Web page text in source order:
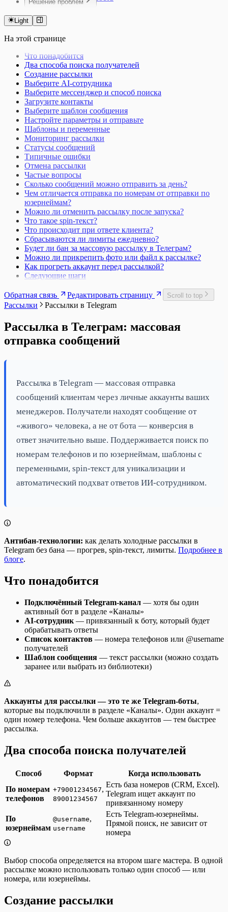
Миссии
AmoCRM
Битрикс24
Kommo
Решение проблем
Light
На этой странице
Что понадобится
Два способа поиска получателей
Создание рассылки
Выберите AI-сотрудника
Выберите мессенджер и способ поиска
Загрузите контакты
Выберите шаблон сообщения
Настройте параметры и отправьте
Шаблоны и переменные
Мониторинг рассылки
Статусы сообщений
Типичные ошибки
Отмена рассылки
Частые вопросы
Сколько сообщений можно отправить за день?
Чем отличается отправка по номерам от отправки по
юзернеймам?
Можно ли отменить рассылку после запуска?
Что такое spin-текст?
Что происходит при ответе клиента?
Сбрасываются ли лимиты ежедневно?
Будет ли бан за массовую рассылку в Телеграм?
Можно ли прикрепить фото или файл к рассылке?
Как прогреть аккаунт перед рассылкой?
Следующие шаги
Обратная связь Редактировать страницу Scroll to top
Рассылки Рассылки в Telegram
Рассылка в Телеграм: массовая
отправка сообщений
Рассылка в Telegram — массовая отправка
сообщений клиентам через личные аккаунты ваших
менеджеров. Получатели находят сообщение от
«живого» человека, а не от бота — конверсия в
ответ значительно выше. Поддерживается поиск по
номерам телефонов и по юзернеймам, шаблоны с
переменными, spin-текст для уникализации и
автоматический подхват ответов ИИ-сотрудником.
Антибан-технологии: как делать холодные рассылки в
Telegram без бана — прогрев, spin-текст, лимиты. Подробнее в
блоге.
Что понадобится
Подключённый Telegram-канал — хотя бы один
активный бот в разделе «Каналы»
AI-сотрудник — привязанный к боту, который будет
обрабатывать ответы
Список контактов — номера телефонов или @username
получателей
Шаблон сообщения — текст рассылки (можно создать
заранее или выбрать из библиотеки)
Аккаунты для рассылки — это те же Telegram-боты,
которые вы подключили в разделе «Каналы». Один аккаунт =
один номер телефона. Чем больше аккаунтов — тем быстрее
рассылка.
Два способа поиска получателей
Способ Формат
Когда использовать
По номерам
телефонов
+79001234567,
89001234567
Есть база номеров (CRM, Excel).
Telegram ищет аккаунт по
привязанному номеру
По
юзернеймам
@username,
username
Есть Telegram-юзернеймы.
Прямой поиск, не зависит от
номера
Выбор способа определяется на втором шаге мастера. В одной
рассылке можно использовать только один способ — или
номера, или юзернеймы.
Создание рассылки